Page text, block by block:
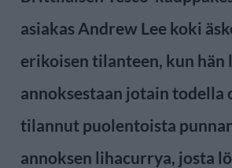
asiakas Andrew Lee koki
erikoisen tilanteen, kun hän
annoksestaan jotain todella
tilannut puolentoista
annoksen lihacurrya, josta